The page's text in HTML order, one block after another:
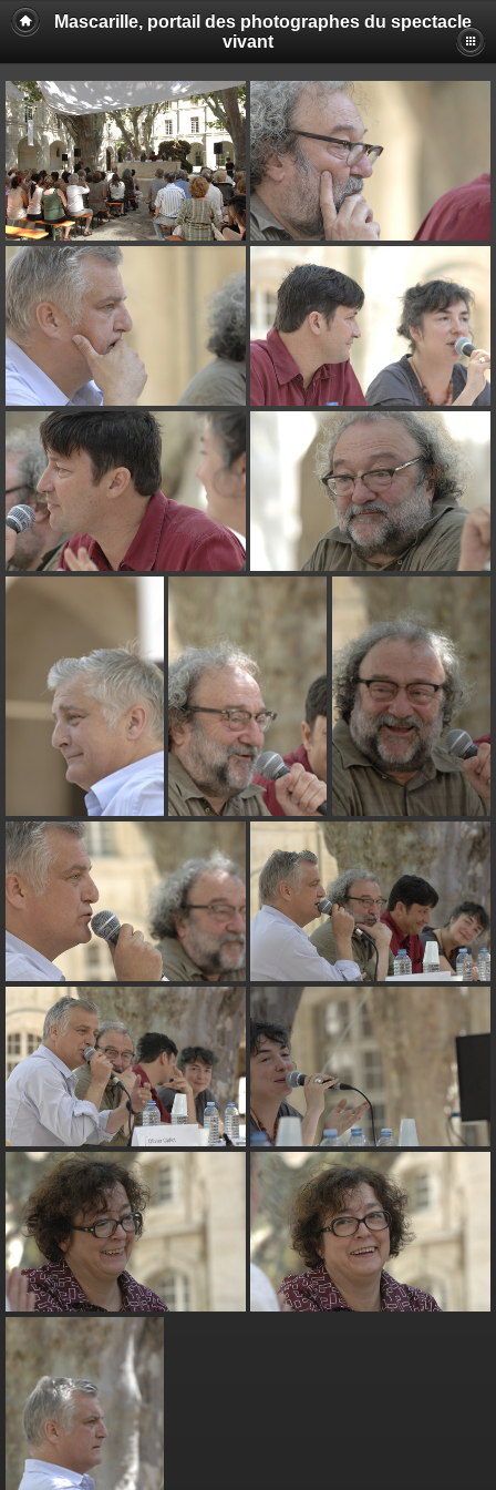
Mascarille, portail des photographes du spectacle
vivant